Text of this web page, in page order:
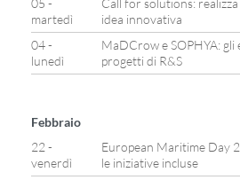
05 -
martedì
Call for solutions:
idea innovativa
04 -
lunedì
MaDCrow e SOPHYA:
progetti di R&S
Febbraio
22 -
venerdì
European Maritime Day
le iniziative incluse